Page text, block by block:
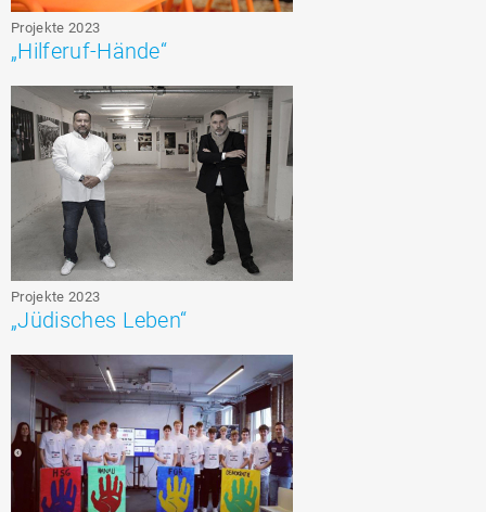
Projekte 2023
„Hilferuf-Hände“
Projekte 2023
„Jüdisches Leben“